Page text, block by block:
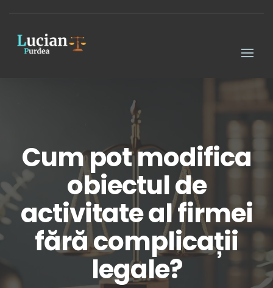
Cum pot modifica
obiectul de
activitate al firmei
fără complicații
legale?